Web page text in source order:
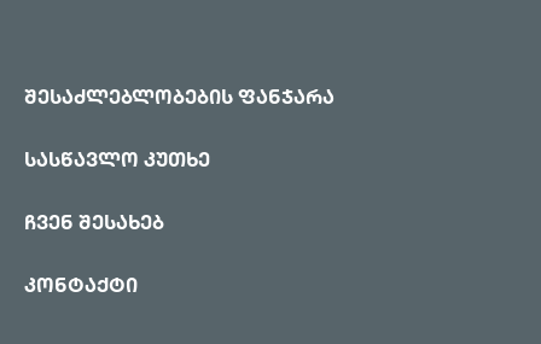
შესაძლებლობების ფანჯარა
სასწავლო კუთხე
ჩვენ შესახებ
კონტაქტი